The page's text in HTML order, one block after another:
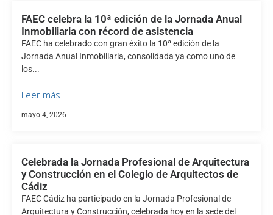
FAEC celebra la 10ª edición de la Jornada Anual
Inmobiliaria con récord de asistencia
FAEC ha celebrado con gran éxito la 10ª edición de la
Jornada Anual Inmobiliaria, consolidada ya como uno de
los...
Leer más
mayo 4, 2026
Celebrada la Jornada Profesional de Arquitectura
y Construcción en el Colegio de Arquitectos de
Cádiz
FAEC Cádiz ha participado en la Jornada Profesional de
Arquitectura y Construcción, celebrada hoy en la sede del